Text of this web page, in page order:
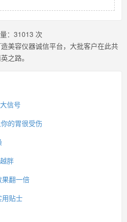
： 31013 次
美容仪器诚信平台，大批客户在此共
之路。
信号
的胃很受伤
胖
翻一倍
贴士